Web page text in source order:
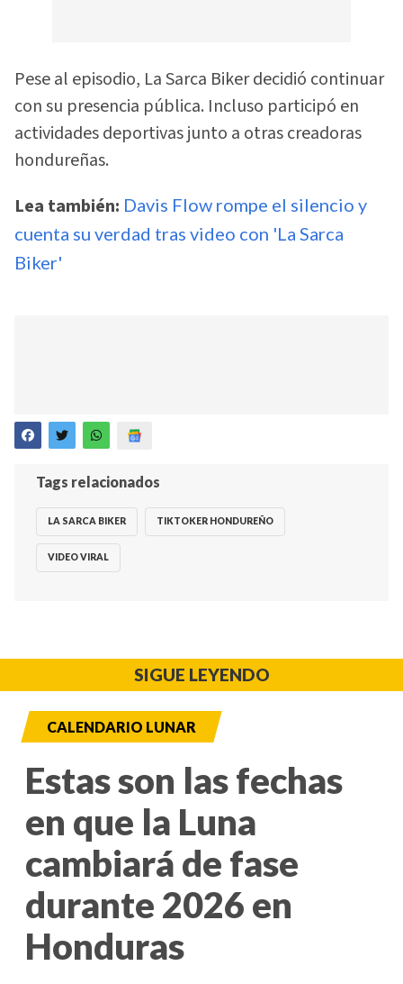
Pese al episodio, La Sarca Biker decidió continuar
con su presencia pública. Incluso participó en
actividades deportivas junto a otras creadoras
hondureñas.
Lea también: Davis Flow rompe el silencio y
cuenta su verdad tras video con 'La Sarca
Biker'
Tags relacionados
LA SARCA BIKER TIKTOKER HONDUREÑO
VIDEO VIRAL
SIGUE LEYENDO
CALENDARIO LUNAR
Estas son las fechas
en que la Luna
cambiará de fase
durante 2026 en
Honduras